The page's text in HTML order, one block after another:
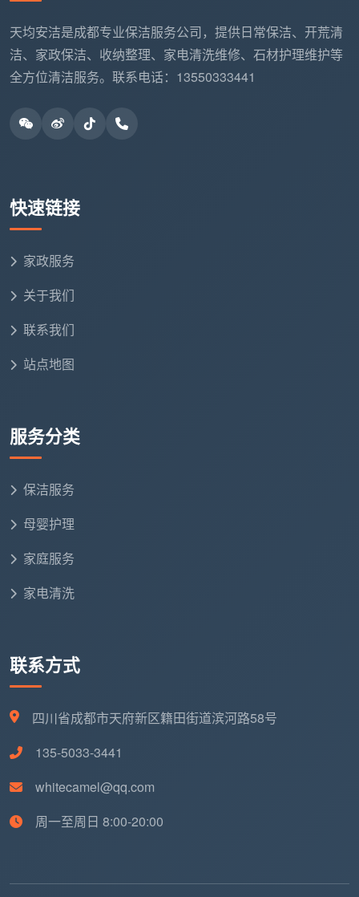
羊、武侯、成华、金牛、高新、天府新区、双
流、龙泉驿、温江、郫都、新都，均可预约上
门。
法：
体团队的
所，可以当面签合同。中介型的“服务商”通常只有一个
务商有固定的员工名单，上次来你家做过的保洁员，下
五、再搜“开荒保洁服务商”，你已经知道该怎么挑了
当你在手机里再次搜索“开荒保洁服务商”时，你不
真正值得选择的不是那个叫“服务商”的牌子，而是牌子
背后有没有自己的固定团队、有没有纸质的服务清单、
收、自有团队进口中性清洁剂、72小时售后保障。准备
给成都新家做开荒的朋友，把这五条标准记在备忘录
家，就是值得你把新家托付给它的开荒保洁服务商
天均安洁是成都专业保洁服务公司，提供日常保洁、开荒清
洁、家政保洁、收纳整理、家电清洗维修、石材护理维护等
全方位清洁服务。联系电话：13550333441
快速链接
家政服务
关于我们
联系我们
站点地图
服务分类
保洁服务
母婴护理
家庭服务
家电清洗
联系方式
四川省成都市天府新区籍田街道滨河路58号
135-5033-3441
whitecamel@qq.com
周一至周日 8:00-20:00